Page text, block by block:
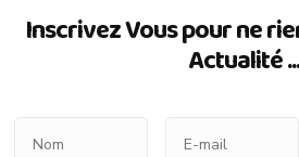
Inscrivez Vous pour ne
Actualité ...